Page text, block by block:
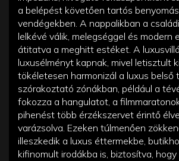
a belépést követően tartós
vendégekben. A nappalikban a
lelkévé válik, melegséggel és modern
átitatva a meghitt estéket. A
luxusélményt kapnak, mivel letisztult
tökéletesen harmonizál a luxus belső
szórakoztató zónákban, például a
fokozza a hangulatot, a
pihenést több érzékszervet érintő
varázsolva. Ezeken túlmenően
illeszkedik a luxus éttermekbe,
kifinomult irodákba is, biztosítva, hogy